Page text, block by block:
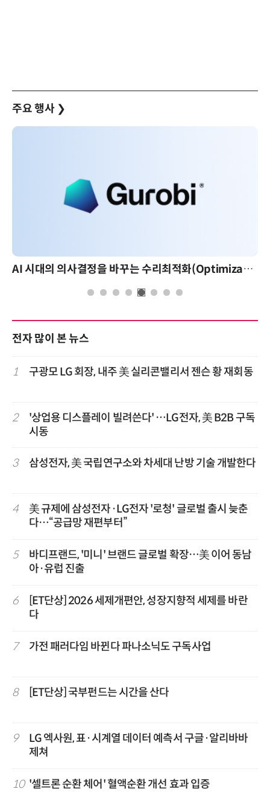
주요 행사 ❯
AI 시대의 의사결정을 바꾸는 수리최적화(Optimization): 실제 산업 적용 사례와 활용 전략
전자 많이 본 뉴스
1 구광모 LG 회장, 내주 美 실리콘밸리서 젠슨 황 재회동
2
'상업용 디스플레이 빌려쓴다' …LG전자, 美 B2B 구독
시동
3 삼성전자, 美 국립연구소와 차세대 난방 기술 개발한다
4
美 규제에 삼성전자·LG전자 '로청' 글로벌 출시 늦춘
다…“공급망 재편부터”
5
바디프랜드, '미니' 브랜드 글로벌 확장…美 이어 동남
아·유럽 진출
6
[ET단상] 2026 세제개편안, 성장지향적 세제를 바란
다
7 가전 패러다임 바뀐다 파나소닉도 구독사업
8 [ET단상] 국부펀드는 시간을 산다
9
LG 엑사원, 표·시계열 데이터 예측서 구글·알리바바
제쳐
10 '셀트론 순환 체어' 혈액순환 개선 효과 입증